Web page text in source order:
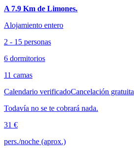
A 7.9 Km de Limones.
Alojamiento entero
2 - 15 personas
6 dormitorios
11 camas
Calendario verificadoCancelación gratuita
Todavía no se te cobrará nada.
31 €
pers./noche (aprox.)